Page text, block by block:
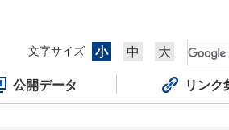
文字サイズ
小 中 大
公開データ リンク